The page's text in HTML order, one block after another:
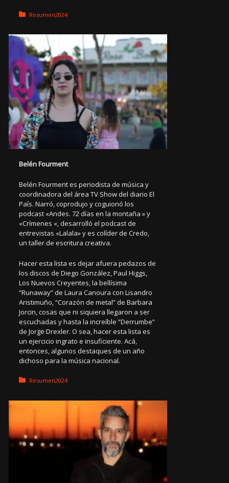
Posted in:
Resumen2024
Belén Fourment
Belén Fourment es periodista de música y
coordinadora del área TV Show del diario El
País. Narró, coprodujo y coguionó los
podcast «Andes. 72 días en la montaña » y
«Crímenes «, desarrolló el podcast de
entrevistas «Lalala» y es colíder de Credo,
un taller de escritura creativa.
Hacer esta lista es dejar afuera pedazos de
los discos de Diego González, Paul Higgs,
Los Nuevos Creyentes, la bellísima
“Runaway” de Laura Canoura con Lisandro
Aristimuño, “Corazón de metal” de Barbara
Jorcin, cosas que ni siquiera llegaron a ser
escuchadas y hasta la increíble “Derrumbe”
de Jorge Drexler. O sea, hacer esta lista es
un ejercicio ingrato e insuficiente. Acá,
entonces, algunos destaques de un año
dichoso para la música nacional.
Posted in:
Resumen2024